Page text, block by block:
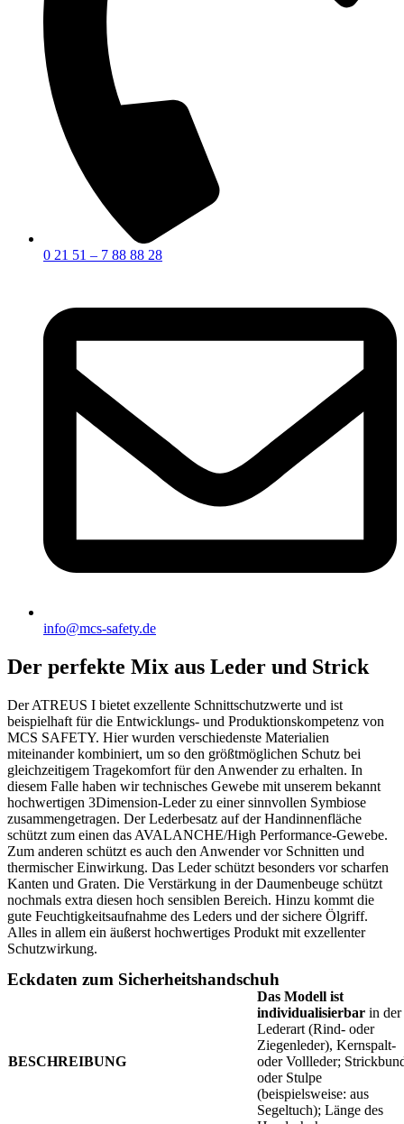
0 21 51 – 7 88 88 28
info@mcs-safety.de
Der perfekte Mix aus Leder und Strick
Der ATREUS I bietet exzellente Schnittschutzwerte und ist
beispielhaft für die Entwicklungs- und Produktionskompetenz von
MCS SAFETY. Hier wurden verschiedenste Materialien
miteinander kombiniert, um so den größtmöglichen Schutz bei
gleichzeitigem Tragekomfort für den Anwender zu erhalten. In
diesem Falle haben wir technisches Gewebe mit unserem bekannt
hochwertigen 3Dimension-Leder zu einer sinnvollen Symbiose
zusammengetragen. Der Lederbesatz auf der Handinnenfläche
schützt zum einen das AVALANCHE/High Performance-Gewebe.
Zum anderen schützt es auch den Anwender vor Schnitten und
thermischer Einwirkung. Das Leder schützt besonders vor scharfen
Kanten und Graten. Die Verstärkung in der Daumenbeuge schützt
nochmals extra diesen hoch sensiblen Bereich. Hinzu kommt die
gute Feuchtigkeitsaufnahme des Leders und der sichere Ölgriff.
Alles in allem ein äußerst hochwertiges Produkt mit exzellenter
Schutzwirkung.
Eckdaten zum Sicherheitshandschuh
BESCHREIBUNG
Das Modell ist
individualisierbar in der
Lederart (Rind- oder
Ziegenleder), Kernspalt-
oder Vollleder;
oder Stulpe
(beispielsweise: aus
Segeltuch); Länge des